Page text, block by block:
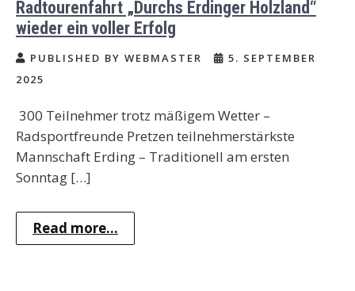
Radtourenfahrt „Durchs Erdinger Holzland“
wieder ein voller Erfolg
PUBLISHED BY WEBMASTER
5. SEPTEMBER
2025
300 Teilnehmer trotz mäßigem Wetter –
Radsportfreunde Pretzen teilnehmerstärkste
Mannschaft Erding – Traditionell am ersten
Sonntag […]
Read more...